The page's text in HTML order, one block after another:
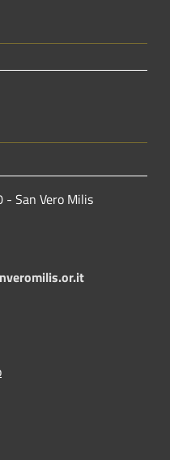
- San Vero Milis